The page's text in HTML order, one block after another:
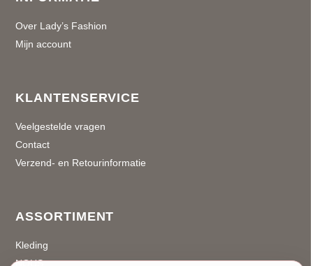
Over Lady’s Fashion
Mijn account
KLANTENSERVICE
Veelgestelde vragen
Contact
Verzend- en Retourinformatie
ASSORTIMENT
Kleding
NOUS